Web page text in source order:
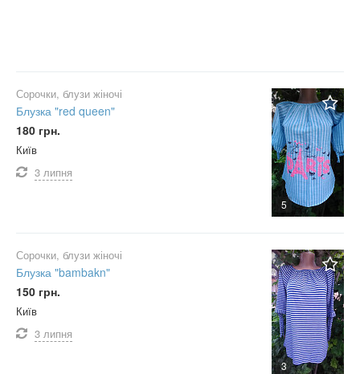
5
Сорочки, блузи жіночі
Блузка "red queen"
180 грн.
Київ
3 липня
3
Сорочки, блузи жіночі
Блузка "bambakn"
150 грн.
Київ
3 липня